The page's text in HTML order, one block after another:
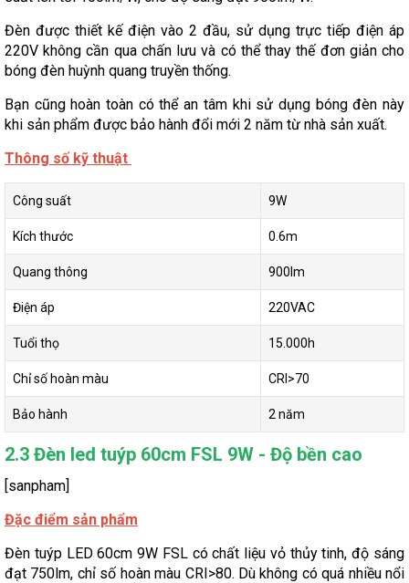
Đèn được thiết kế điện vào 2 đầu, sử dụng trực tiếp điện áp
220V không cần qua chấn lưu và có thể thay thế đơn giản cho
bóng đèn huỳnh quang truyền thống.
Bạn cũng hoàn toàn có thể an tâm khi sử dụng bóng đèn này
khi sản phẩm được bảo hành đổi mới 2 năm từ nhà sản xuất.
Thông số kỹ thuật
Công suất 9W
Kích thước 0.6m
Quang thông 900lm
Điện áp 220VAC
Tuổi thọ 15.000h
Chỉ số hoàn màu CRI>70
Bảo hành 2 năm
2.3 Đèn led tuýp 60cm FSL 9W - Độ bền cao
[sanpham]
Đặc điểm sản phẩm
Đèn tuýp LED 60cm 9W FSL có chất liệu vỏ thủy tinh, độ sáng
đạt 750lm, chỉ số hoàn màu CRI>80. Dù không có quá nhiều nổi